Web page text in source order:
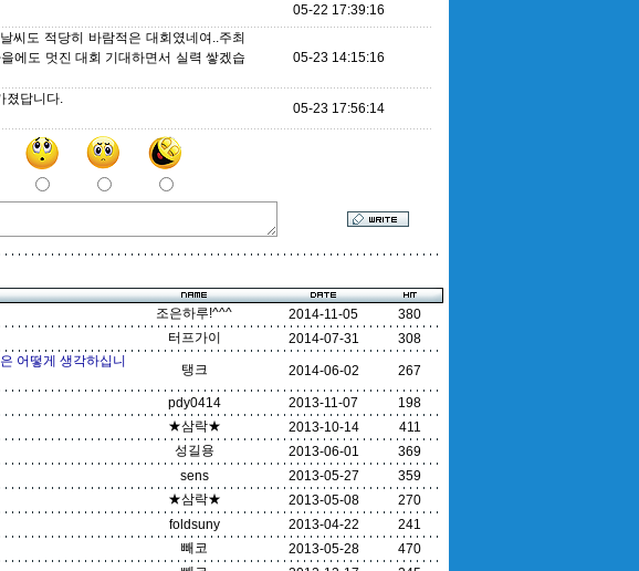
05-22 17:39:16
씨도 적당히 바람적은 대회였네여..주최
에도 멋진 대회 기대하면서 실력 쌓겠습
05-23 14:15:16
졌답니다.
05-23 17:56:14
조은하루!^^^ 2014-11-05
380
터프가이 2014-07-31 308
어떻게 생각하십니
탱크 2014-06-02 267
pdy0414 2013-11-07
198
★삼락★ 2013-10-14
411
성길용 2013-06-01
369
sens 2013-05-27
359
★삼락★ 2013-05-08
270
foldsuny 2013-04-22
241
빼코 2013-05-28
470